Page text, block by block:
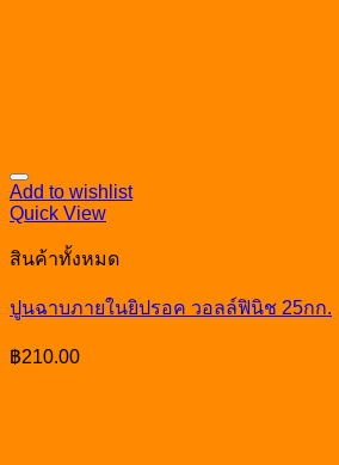
Add to wishlist
Quick View
สินค้าทั้งหมด
ปูนฉาบภายในยิปรอค วอลล์ฟินิช 25กก.
฿210.00